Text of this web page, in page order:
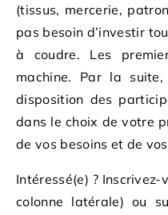
(tissus, mercerie,
pas besoin d’investir
à coudre. Les
machine. Par la
disposition des
dans le choix de votre
de vos besoins et de
Intéressé(e) ?
colonne latérale) ou